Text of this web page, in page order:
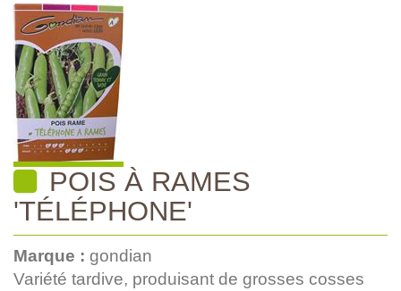
POIS À RAMES
'TÉLÉPHONE'
Marque : gondian
Variété tardive, produisant de grosses cosses